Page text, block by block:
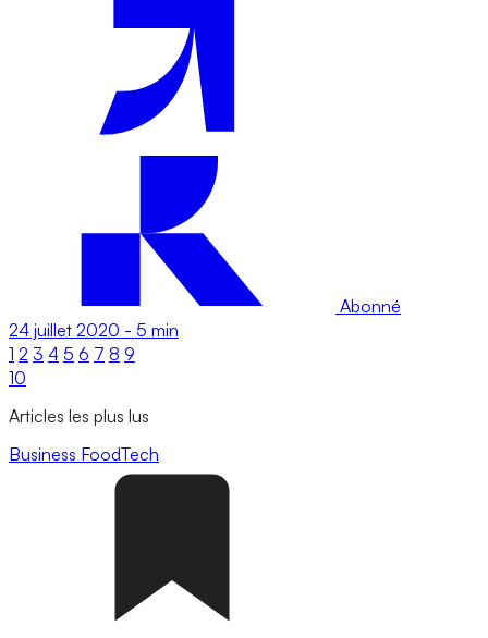
Abonné
24 juillet 2020 - 5 min
1 2 3 4 5 6 7 8 9
10
Articles les plus lus
Business FoodTech